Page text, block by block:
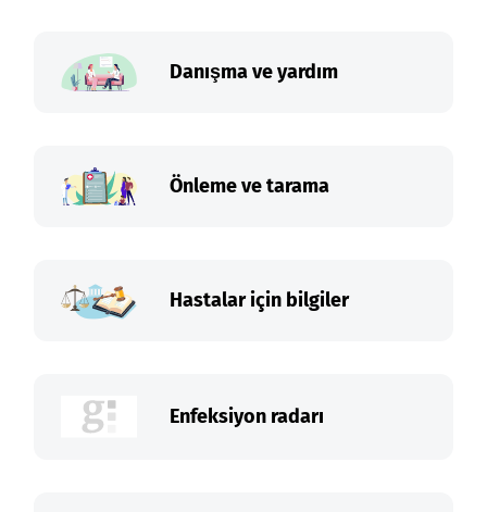
Danışma ve yardım
Önleme ve tarama
Hastalar için bilgiler
Enfeksiyon radarı